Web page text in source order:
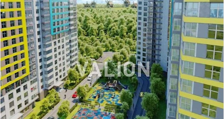
подкорректировать на данном этапе работ под себя, при
взаимодействии с дизайнером. В настоящее время в квартире
проведены все черновые работы (проведены электричество,
трубы и сантехнические узлы, выводы под кондиционеры во
всех комнатах) 044 200 10 80 Valion.ua/1147688